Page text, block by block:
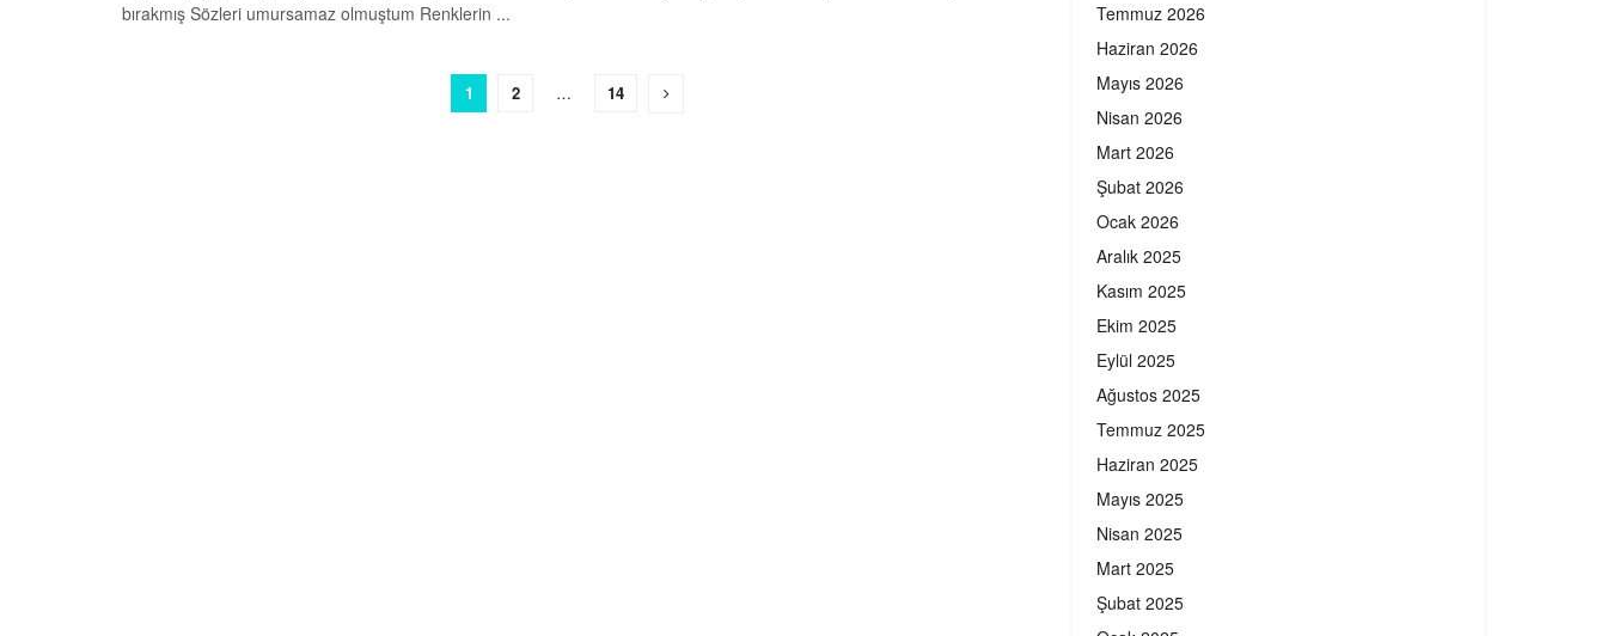
bırakmış Sözleri umursamaz olmuştum Renklerin ...
1 2 … 14
Temmuz 2026
Haziran 2026
Mayıs 2026
Nisan 2026
Mart 2026
Şubat 2026
Ocak 2026
Aralık 2025
Kasım 2025
Ekim 2025
Eylül 2025
Ağustos 2025
Temmuz 2025
Haziran 2025
Mayıs 2025
Nisan 2025
Mart 2025
Şubat 2025